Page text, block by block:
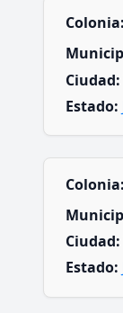
Colonia:
Ciudad:
Estado:
Colonia:
Ciudad:
Estado: